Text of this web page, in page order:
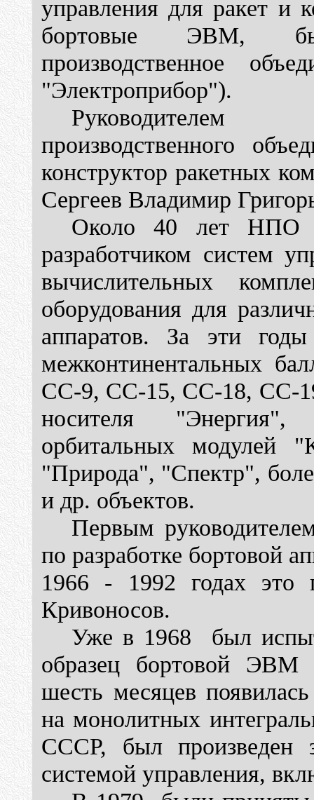
управления для ракет и
бортовые ЭВМ,
производственное
"Электроприбор").
Руководителем
производственного
конструктор ракетных
Сергеев Владимир
Около 40 лет НПО
разработчиком систем
вычислительных
оборудования для
аппаратов. За эти
межконтинентальных
СС-9, СС-15, СС-18, СС-
носителя "Энергия",
орбитальных модулей
"Природа", "Спектр",
и др. объектов.
Первым
по разработке бортовой
1966 - 1992 годах это
Кривоносов.
Уже в 1968 был
образец бортовой ЭВМ
шесть месяцев
на монолитных
СССР, был произведен
системой управления,